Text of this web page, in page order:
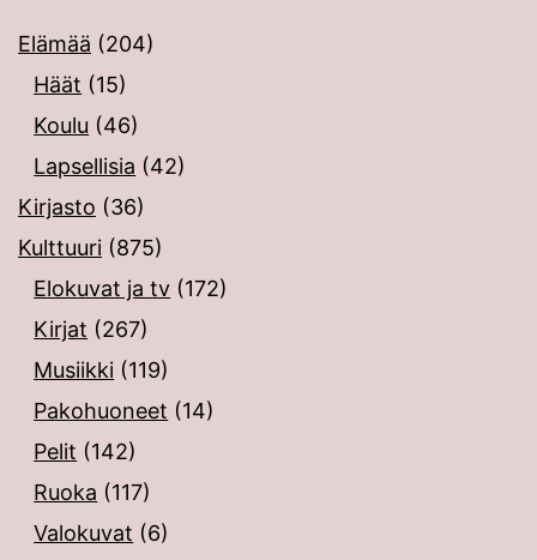
Elämää (204)
Häät (15)
Koulu (46)
Lapsellisia (42)
Kirjasto (36)
Kulttuuri (875)
Elokuvat ja tv (172)
Kirjat (267)
Musiikki (119)
Pakohuoneet (14)
Pelit (142)
Ruoka (117)
Valokuvat (6)